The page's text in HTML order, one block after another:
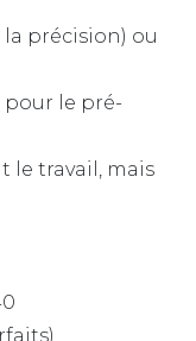
précision) ou
pour le pré-
le travail, mais